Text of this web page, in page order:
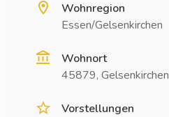
Wohnregion
Essen/Gelsenkirchen
Wohnort
45879, Gelsenkirchen
Vorstellungen